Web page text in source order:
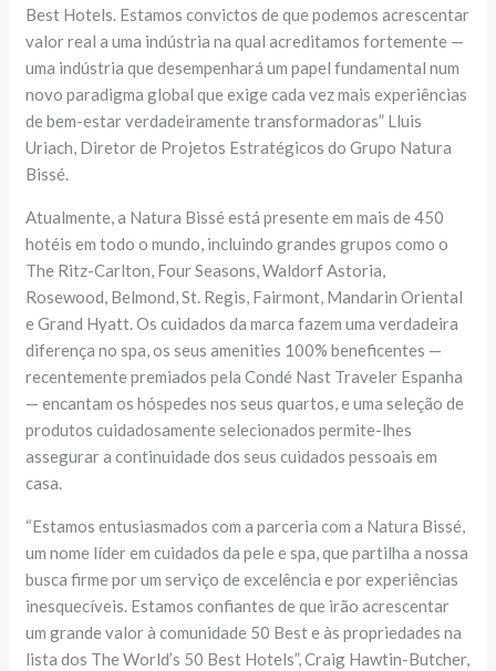
Best Hotels. Estamos convictos de que podemos acrescentar
valor real a uma indústria na qual acreditamos fortemente —
uma indústria que desempenhará um papel fundamental num
novo paradigma global que exige cada vez mais experiências
de bem-estar verdadeiramente transformadoras” Lluis
Uriach, Diretor de Projetos Estratégicos do Grupo Natura
Bissé.
Atualmente, a Natura Bissé está presente em mais de 450
hotéis em todo o mundo, incluindo grandes grupos como o
The Ritz-Carlton, Four Seasons, Waldorf Astoria,
Rosewood, Belmond, St. Regis, Fairmont, Mandarin Oriental
e Grand Hyatt. Os cuidados da marca fazem uma verdadeira
diferença no spa, os seus amenities 100% beneficentes —
recentemente premiados pela Condé Nast Traveler Espanha
— encantam os hóspedes nos seus quartos, e uma seleção de
produtos cuidadosamente selecionados permite-lhes
assegurar a continuidade dos seus cuidados pessoais em
casa.
“Estamos entusiasmados com a parceria com a Natura Bissé,
um nome líder em cuidados da pele e spa, que partilha a nossa
busca firme por um serviço de excelência e por experiências
inesquecíveis. Estamos confiantes de que irão acrescentar
um grande valor à comunidade 50 Best e às propriedades na
lista dos The World’s 50 Best Hotels”, Craig Hawtin-Butcher,